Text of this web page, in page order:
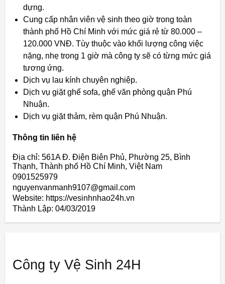
dựng.
Cung cấp nhân viên vệ sinh theo giờ trong toàn
thành phố Hồ Chí Minh với mức giá rẻ từ 80.000 –
120.000 VNĐ. Tùy thuộc vào khối lượng công việc
nặng, nhẹ trong 1 giờ mà công ty sẽ có từng mức giá
tương ứng.
Dịch vụ lau kính chuyên nghiệp.
Dịch vụ giặt ghế sofa, ghế văn phòng quận Phú
Nhuận.
Dịch vụ giặt thảm, rèm quận Phú Nhuận.
Thông tin liên hệ
Địa chỉ: 561A Đ. Điện Biên Phủ, Phường 25, Bình
Thạnh, Thành phố Hồ Chí Minh, Việt Nam
0901525979
nguyenvanmanh9107@gmail.com
Website: https://vesinhnhao24h.vn
Thành Lập: 04/03/2019
Công ty Vệ Sinh 24H